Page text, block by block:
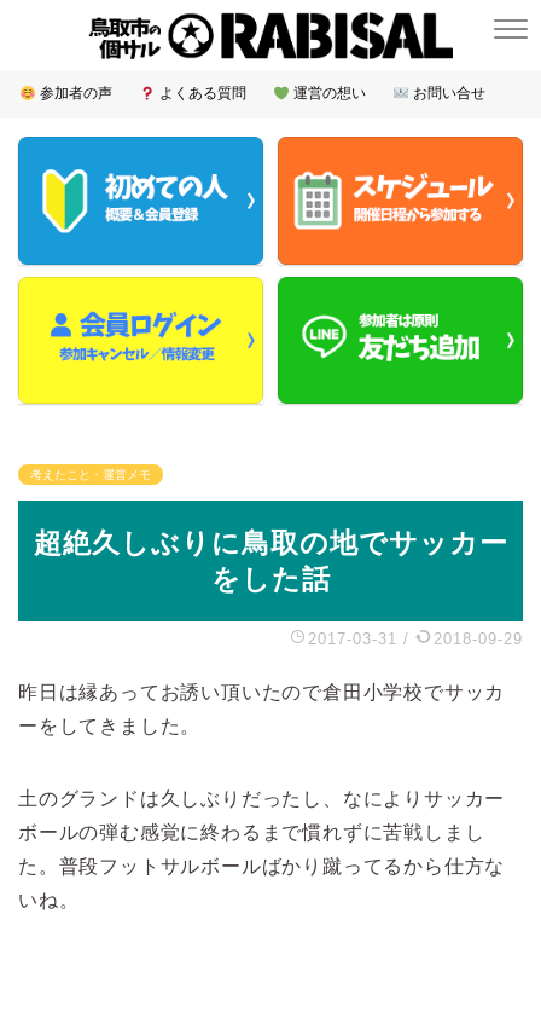
参加者の声 よくある質問 運営の想い お問い合せ
考えたこと・運営メモ
超絶久しぶりに鳥取の地でサッカー
をした話
2017-03-31 / 2018-09-29
昨日は縁あってお誘い頂いたので倉田小学校でサッカ
ーをしてきました。
土のグランドは久しぶりだったし、なによりサッカー
ボールの弾む感覚に終わるまで慣れずに苦戦しまし
た。普段フットサルボールばかり蹴ってるから仕方な
いね。